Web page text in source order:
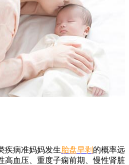
疾病准妈妈发生胎盘早剥 的概率远
高血压、重度子痫前期、慢性肾脏